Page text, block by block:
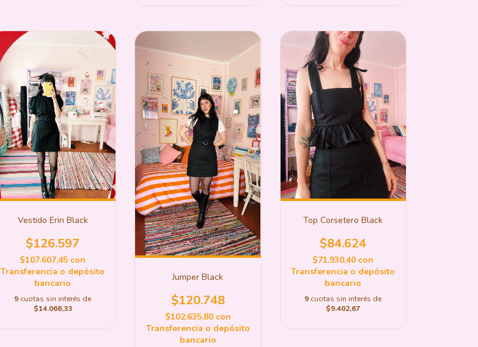
Vestido Erin Black
$126.597
$107.607,45 con
Transferencia o depósito
bancario
9 cuotas sin interés de
$14.066,33
Jumper Black
$120.748
$102.635,80 con
Transferencia o depósito
bancario
Top Corsetero Black
$84.624
$71.930,40 con
Transferencia o depósito
bancario
9 cuotas sin interés de
$9.402,67